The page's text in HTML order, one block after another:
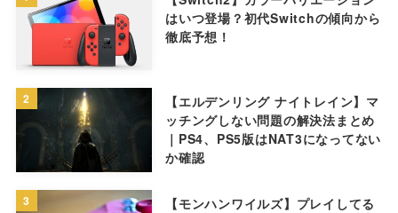
はいつ登場？初代Switchの傾向から
徹底予想！
2
【エルデンリング ナイトレイン】マ
ッチングしない問題の解決法まとめ
｜PS4、PS5版はNAT3になってない
か確認
3
【モンハンワイルズ】プレイしてる